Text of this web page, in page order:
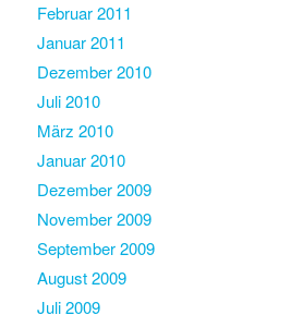
Februar 2011
Januar 2011
Dezember 2010
Juli 2010
März 2010
Januar 2010
Dezember 2009
November 2009
September 2009
August 2009
Juli 2009